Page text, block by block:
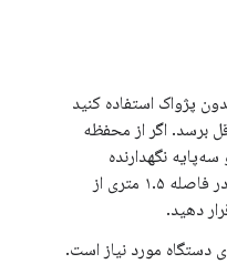
پژواک استفاده کنید
برسد. اگر از محفظه
نگهدارنده
دستگاه مرجع و دستگاه DUT را در فاصله ۱.۵ متری از
دهید.
دستگاه مورد نیاز است.